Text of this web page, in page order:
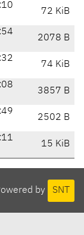
72 KiB
2078 B
74 KiB
3857 B
2502 B
15 KiB
by SNT